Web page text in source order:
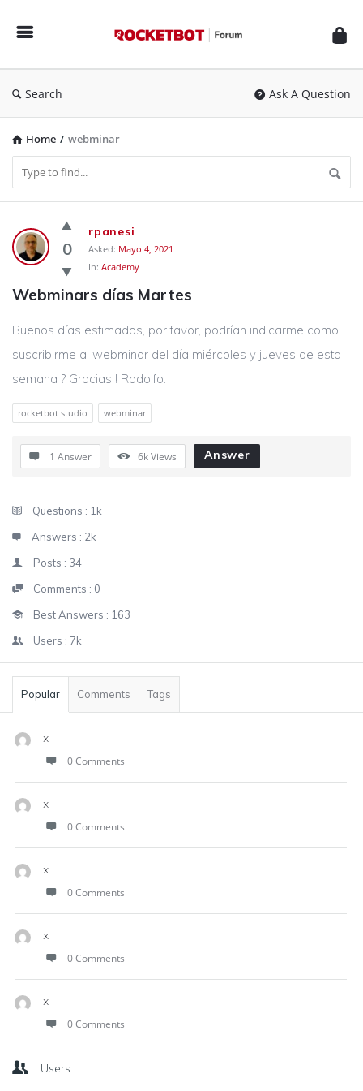
Forum
Search Ask A Question
Home / webminar
Rocketbot
Forum
Latest
Questions
0
rpanesi
Asked: Mayo 4, 2021
In: Academy
Webminars días Martes
Buenos días estimados, por favor, podrían indicarme como
suscribirme al webminar del día miércoles y jueves de esta
semana ? Gracias ! Rodolfo.
rocketbot studio webminar
1 Answer 6kViews Answer
StatsQuestions : 1k
Answers : 2k
Posts : 34
Comments : 0
Best Answers : 163
Users : 7k
Popular Comments Tags
x
0 Comments
x
0 Comments
x
0 Comments
x
0 Comments
x
0 Comments
Users